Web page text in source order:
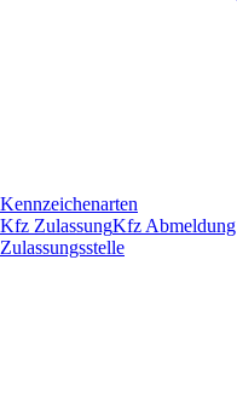
Kennzeichenarten
Kfz ZulassungKfz Abmeldung
Zulassungsstelle